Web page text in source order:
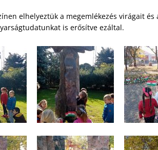
elhelyeztük a megemlékezés virágait
is erősítve ezáltal.